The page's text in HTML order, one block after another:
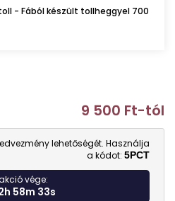
- Fából készült tollheggyel 700
9 500 Ft-tól
lehetőségét. Használja
a kódot: 5PCT
vége:
58m 32s